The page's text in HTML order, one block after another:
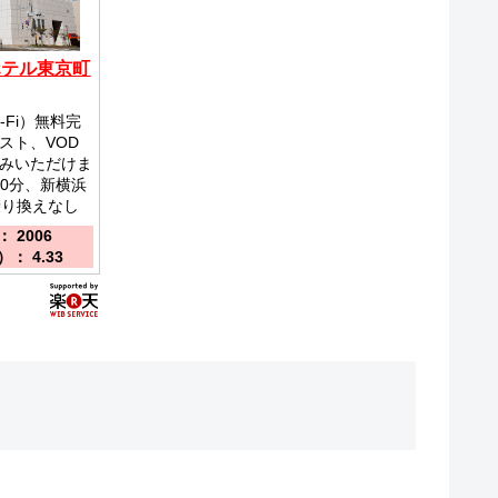
ル東京町
Fi）無料完
ト、VOD
いただけま
分、新横浜
換えなし
2006
： 4.33